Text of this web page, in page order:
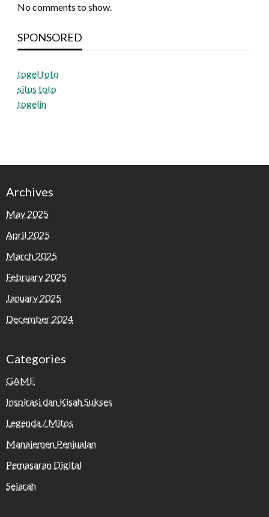
No comments to show.
SPONSORED
togel toto
situs toto
togelin
Archives
May 2025
April 2025
March 2025
February 2025
January 2025
December 2024
Categories
GAME
Inspirasi dan Kisah Sukses
Legenda / Mitos
Manajemen Penjualan
Pemasaran Digital
Sejarah